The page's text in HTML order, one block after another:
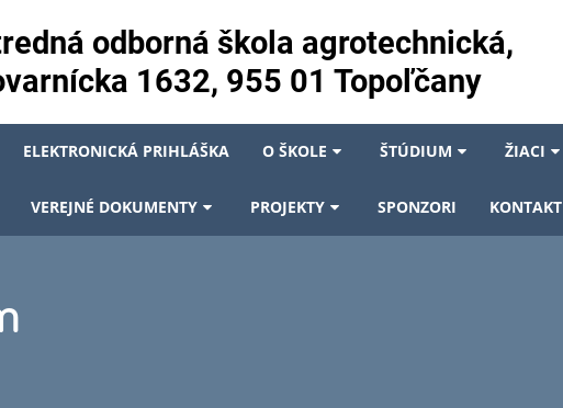
odborná škola agrotechnická,
1632, 955 01 Topoľčany
ELEKTRONICKÁ PRIHLÁŠKA O ŠKOLE ŠTÚDIUM ŽIACI
VEREJNÉ DOKUMENTY PROJEKTY SPONZORI KONTAKT